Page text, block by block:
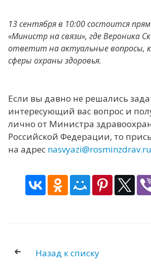
13 сентября в 10:00 состоится
«Министр на связи», где Вероника
ответит на актуальные вопросы,
сферы охраны здоровья.
Если вы давно не решались
интересующий вас вопрос и
лично от Министра
Российской Федерации, то
на адрес nasvyazi@rosminzdrav.ru
Назад к списку